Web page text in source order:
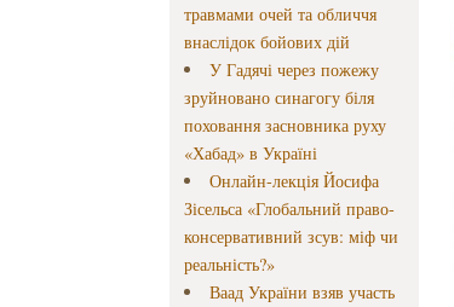
травмами очей та обличчя
внаслідок бойових дій
У Гадячі через пожежу
зруйновано синагогу біля
поховання засновника руху
«Хабад» в Україні
Онлайн-лекція Йосифа
Зісельса «Глобальний право-
консервативний зсув: міф чи
реальність?»
Ваад України взяв участь